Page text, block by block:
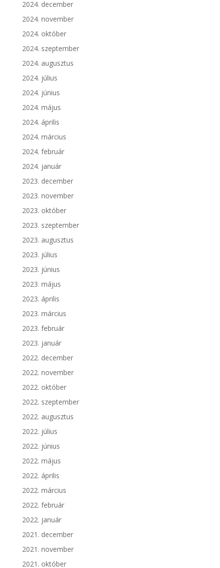
2024. december
2024. november
2024. október
2024. szeptember
2024. augusztus
2024. július
2024. június
2024. május
2024. április
2024. március
2024. február
2024. január
2023. december
2023. november
2023. október
2023. szeptember
2023. augusztus
2023. július
2023. június
2023. május
2023. április
2023. március
2023. február
2023. január
2022. december
2022. november
2022. október
2022. szeptember
2022. augusztus
2022. július
2022. június
2022. május
2022. április
2022. március
2022. február
2022. január
2021. december
2021. november
2021. október